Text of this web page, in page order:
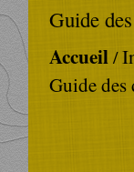
Guide
Accueil/
Guide des